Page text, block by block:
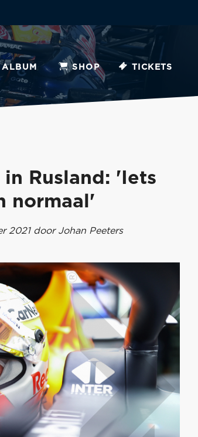
ALBUM SHOP TICKETS
Rusland: 'Iets
normaal'
2021 door Johan Peeters